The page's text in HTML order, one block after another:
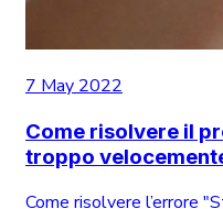
7 May 2022
Come risolvere il
troppo
Come risolvere l’errore